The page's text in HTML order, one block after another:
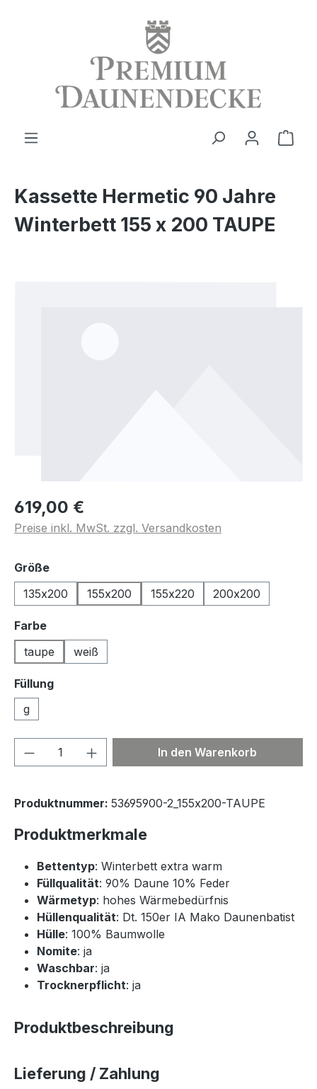
Kassette Hermetic 90 Jahre
Winterbett 155 x 200 TAUPE
619,00 €
Preise inkl. MwSt. zzgl. Versandkosten
Größeauswählen
135x200
155x200 155x220 200x200
Farbeauswählen
taupe
weiß
Füllung
g
Produkt Anzahl: Gib denIn den Warenkorb
Produktnummer: 53695900-2_155x200-TAUPE
Produktmerkmale
Bettentyp: Winterbett extra warm
Füllqualität: 90% Daune 10% Feder
Wärmetyp: hohes Wärmebedürfnis
Hüllenqualität: Dt. 150er IA Mako Daunenbatist
Hülle: 100% Baumwolle
Nomite: ja
Waschbar: ja
Trocknerpflicht: ja
Produktbeschreibung
Lieferung / Zahlung